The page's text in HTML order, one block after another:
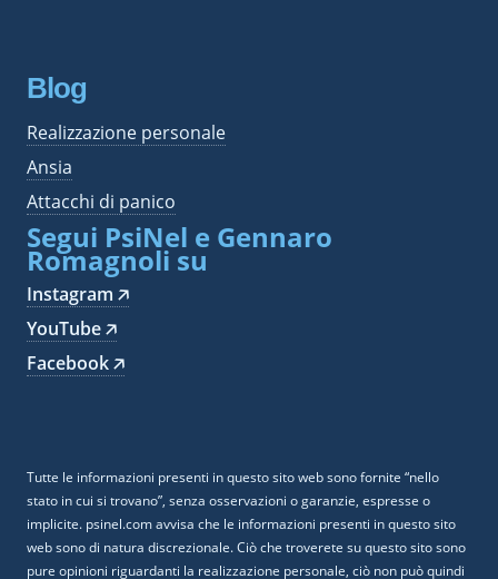
Blog
Realizzazione personale
Ansia
Attacchi di panico
Segui PsiNel e Gennaro
Romagnoli su
Instagram 🡥
YouTube 🡥
Facebook 🡥
Tutte le informazioni presenti in questo sito web sono fornite “nello
stato in cui si trovano”, senza osservazioni o garanzie, espresse o
implicite. psinel.com avvisa che le informazioni presenti in questo sito
web sono di natura discrezionale. Ciò che troverete su questo sito sono
pure opinioni riguardanti la realizzazione personale, ciò non può quindi